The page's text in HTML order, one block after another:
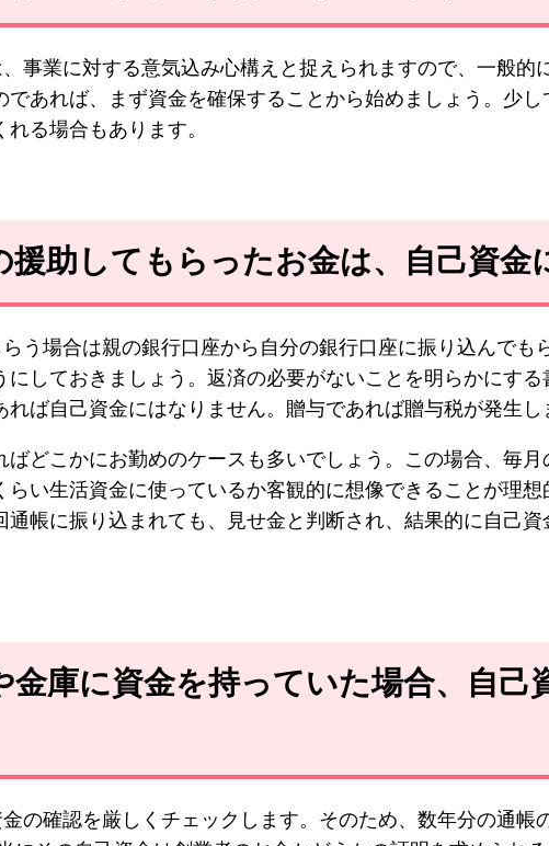
事業に対する意気込み心構えと捉えられますので、一般的
であれば、まず資金を確保することから始めましょう。少
る場合もあります。
援助してもらったお金は、自己資金
う場合は親の銀行口座から自分の銀行口座に振り込んでも
にしておきましょう。返済の必要がないことを明らかにす
れば自己資金にはなりません。贈与であれば贈与税が発生し
ばどこかにお勤めのケースも多いでしょう。この場合、毎
らい生活資金に使っているか客観的に想像できることが理
通帳に振り込まれても、見せ金と判断され、結果的に自己
金庫に資金を持っていた場合、自己
の確認を厳しくチェックします。そのため、数年分の通帳